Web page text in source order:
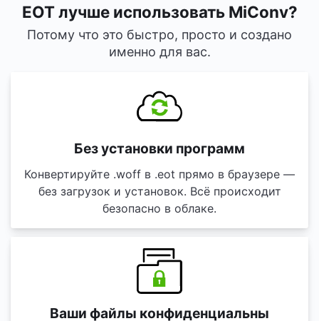
EOT лучше использовать MiConv?
Потому что это быстро, просто и создано
именно для вас.
Без установки программ
Конвертируйте .woff в .eot прямо в браузере —
без загрузок и установок. Всё происходит
безопасно в облаке.
Ваши файлы конфиденциальны